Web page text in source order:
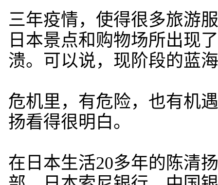
三年疫情，使得很多旅游
日本景点和购物场所出现
溃。可以说，现阶段的蓝
危机里，有危险，也有机
扬看得很明白。
在日本生活20多年的陈清